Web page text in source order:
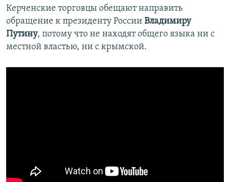
Керченские торговцы обещают направить
обращение к президенту России Владимиру
Путину, потому что не находят общего языка ни с
местной властью, ни с крымской.